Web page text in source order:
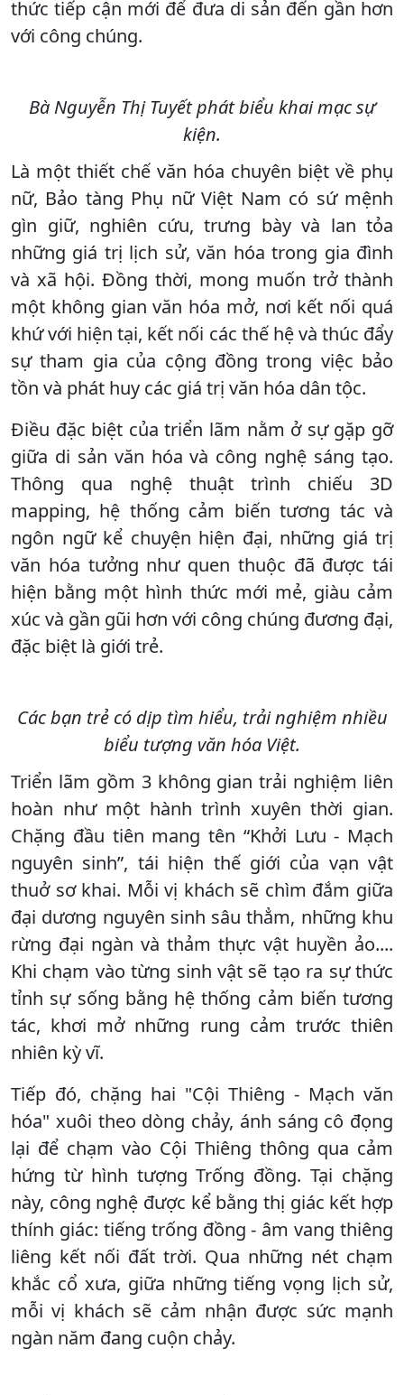
thức tiếp cận mới để đưa di sản đến gần hơn
với công chúng.
Bà Nguyễn Thị Tuyết phát biểu khai mạc sự
kiện.
Là một thiết chế văn hóa chuyên biệt về phụ
nữ, Bảo tàng Phụ nữ Việt Nam có sứ mệnh
gìn giữ, nghiên cứu, trưng bày và lan tỏa
những giá trị lịch sử, văn hóa trong gia đình
và xã hội. Đồng thời, mong muốn trở thành
một không gian văn hóa mở, nơi kết nối quá
khứ với hiện tại, kết nối các thế hệ và thúc đẩy
sự tham gia của cộng đồng trong việc bảo
tồn và phát huy các giá trị văn hóa dân tộc.
Điều đặc biệt của triển lãm nằm ở sự gặp gỡ
giữa di sản văn hóa và công nghệ sáng tạo.
Thông qua nghệ thuật trình chiếu 3D
mapping, hệ thống cảm biến tương tác và
ngôn ngữ kể chuyện hiện đại, những giá trị
văn hóa tưởng như quen thuộc đã được tái
hiện bằng một hình thức mới mẻ, giàu cảm
xúc và gần gũi hơn với công chúng đương đại,
đặc biệt là giới trẻ.
Các bạn trẻ có dịp tìm hiểu, trải nghiệm nhiều
biểu tượng văn hóa Việt.
Triển lãm gồm 3 không gian trải nghiệm liên
hoàn như một hành trình xuyên thời gian.
Chặng đầu tiên mang tên “Khởi Lưu - Mạch
nguyên sinh”, tái hiện thế giới của vạn vật
thuở sơ khai. Mỗi vị khách sẽ chìm đắm giữa
đại dương nguyên sinh sâu thẳm, những khu
rừng đại ngàn và thảm thực vật huyền ảo....
Khi chạm vào từng sinh vật sẽ tạo ra sự thức
tỉnh sự sống bằng hệ thống cảm biến tương
tác, khơi mở những rung cảm trước thiên
nhiên kỳ vĩ.
Tiếp đó, chặng hai "Cội Thiêng - Mạch văn
hóa" xuôi theo dòng chảy, ánh sáng cô đọng
lại để chạm vào Cội Thiêng thông qua cảm
hứng từ hình tượng Trống đồng. Tại chặng
này, công nghệ được kể bằng thị giác kết hợp
thính giác: tiếng trống đồng - âm vang thiêng
liêng kết nối đất trời. Qua những nét chạm
khắc cổ xưa, giữa những tiếng vọng lịch sử,
mỗi vị khách sẽ cảm nhận được sức mạnh
ngàn năm đang cuộn chảy.